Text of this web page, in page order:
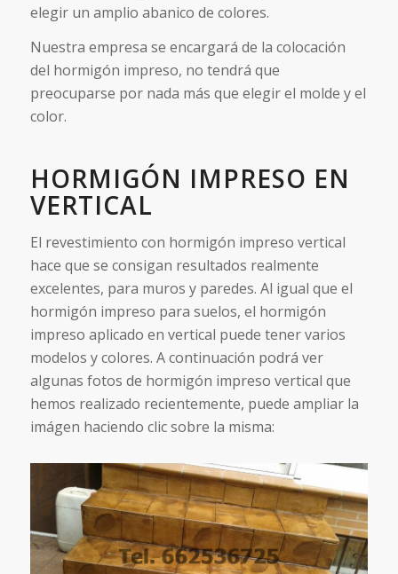
elegir un amplio abanico de colores.
Nuestra empresa se encargará de la colocación
del hormigón impreso, no tendrá que
preocuparse por nada más que elegir el molde y el
color.
HORMIGÓN IMPRESO EN
VERTICAL
El revestimiento con hormigón impreso vertical
hace que se consigan resultados realmente
excelentes, para muros y paredes. Al igual que el
hormigón impreso para suelos, el hormigón
impreso aplicado en vertical puede tener varios
modelos y colores. A continuación podrá ver
algunas fotos de hormigón impreso vertical que
hemos realizado recientemente, puede ampliar la
imágen haciendo clic sobre la misma: